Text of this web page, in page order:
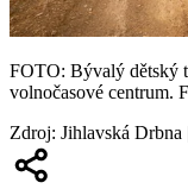
FOTO: Bývalý dětský
volnočasové centrum.
Zdroj: Jihlavská